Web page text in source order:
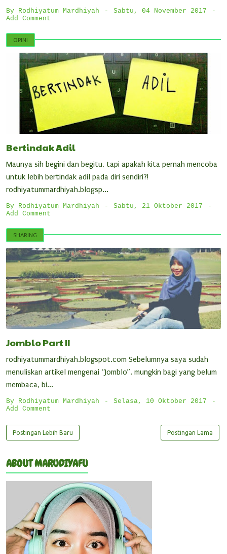
By Rodhiyatum Mardhiyah
Sabtu, 04 November 2017
Add Comment
OPINI
Bertindak Adil
Maunya sih begini dan begitu, tapi apakah kita pernah mencoba
untuk lebih bertindak adil pada diri sendiri?!
rodhiyatummardhiyah.blogsp...
By Rodhiyatum Mardhiyah
Sabtu, 21 Oktober 2017
Add Comment
SHARING
Jomblo Part II
rodhiyatummardhiyah.blogspot.com Sebelumnya saya sudah
menuliskan artikel mengenai “Jomblo”, mungkin bagi yang belum
membaca, bi...
By Rodhiyatum Mardhiyah
Selasa, 10 Oktober 2017
Add Comment
Postingan Lebih Baru Postingan Lama
ABOUT MARUDIYAFU